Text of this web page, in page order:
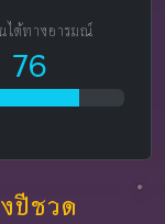
ได้ทางอารมณ์
76
ปีชวด